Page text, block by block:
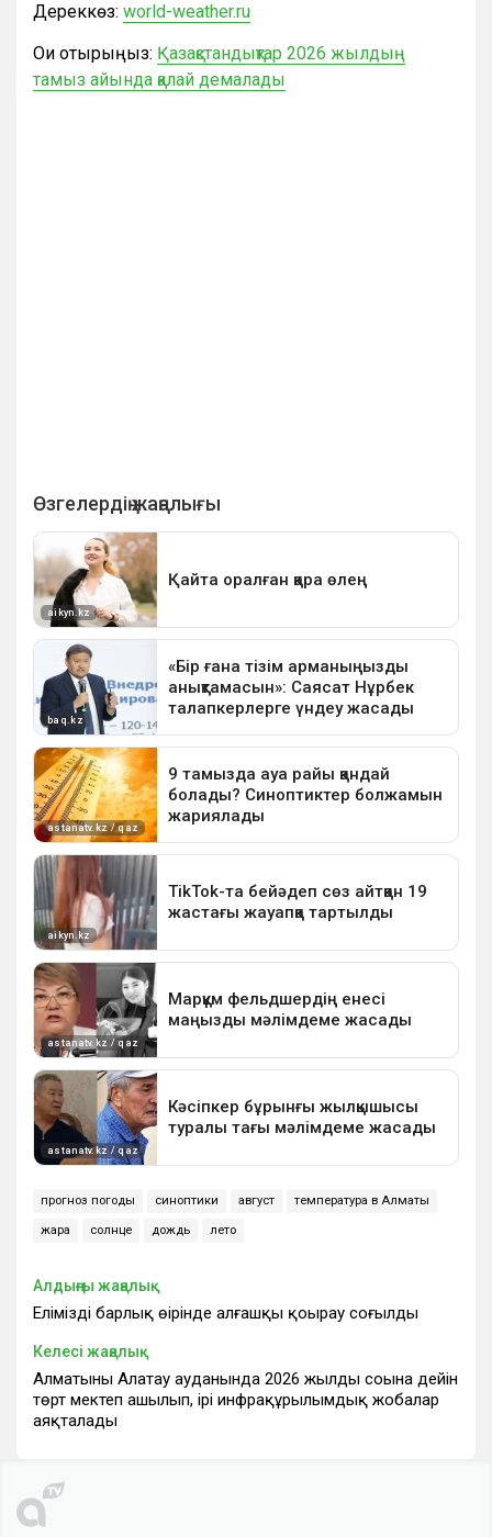
Дереккөз: world-weather.ru
Оқи отырыңыз: Қазақстандықтар 2026 жылдың
тамыз айында қалай демалады
прогноз погоды синоптики август температура в Алматы
жара солнце дождь лето
Алдыңғы жаңалық
Еліміздің барлық өңірінде алғашқы қоңырау соғылды
Келесі жаңалық
Алматының Алатау ауданында 2026 жылдың соңына дейін
төрт мектеп ашылып, ірі инфрақұрылымдық жобалар
аяқталады